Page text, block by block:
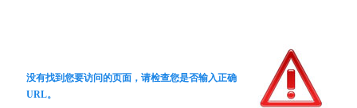
没有找到您要访问的页面，请检查您是否输入正确
URL。